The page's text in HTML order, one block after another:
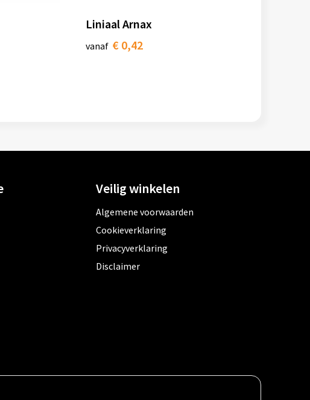
Liniaal Arnax
vanaf € 0,42
Veilig winkelen
Algemene voorwaarden
Cookieverklaring
Privacyverklaring
Disclaimer